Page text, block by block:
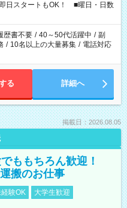
日スタートもOK！ ■曜日・日数
歴書不要 / 40～50代活躍中 / 副
/ 10名以上の大量募集 / 電話対応
る 詳細へ
掲載日：2026.08.05
ももちろん歓迎！
搬のお仕事
験OK
大学生歓迎